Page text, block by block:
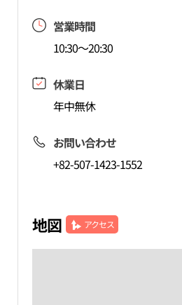
営業時間
10:30～20:30
休業日
年中無休
お問い合わせ
+82-507-1423-1552
地図 アクセス